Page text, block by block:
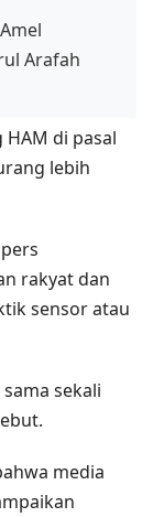
Arafah
di pasal
lebih
rakyat dan
sensor atau
sekali
media